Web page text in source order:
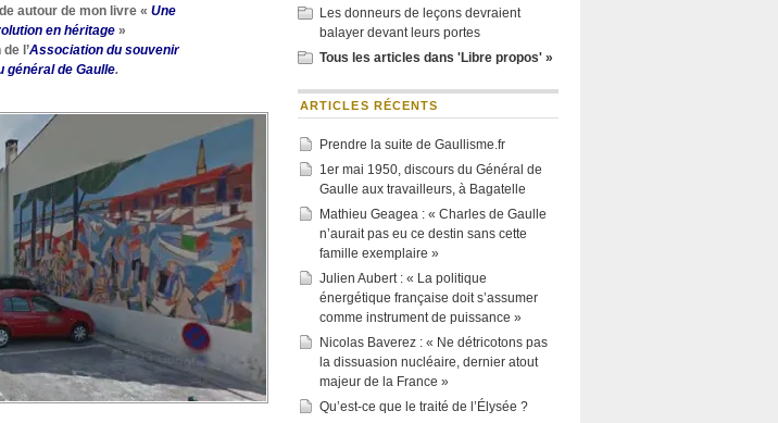
autour de mon livre « Une
en héritage »
l’Association du souvenir
général de Gaulle.
Les donneurs de leçons devraient
balayer devant leurs portes
Tous les articles dans 'Libre propos' »
ARTICLES RÉCENTS
Prendre la suite de Gaullisme.fr
1er mai 1950, discours du Général de
Gaulle aux travailleurs, à Bagatelle
Mathieu Geagea : « Charles de Gaulle
n’aurait pas eu ce destin sans cette
famille exemplaire »
Julien Aubert : « La politique
énergétique française doit s’assumer
comme instrument de puissance »
Nicolas Baverez : « Ne détricotons pas
la dissuasion nucléaire, dernier atout
majeur de la France »
Qu’est-ce que le traité de l’Élysée ?